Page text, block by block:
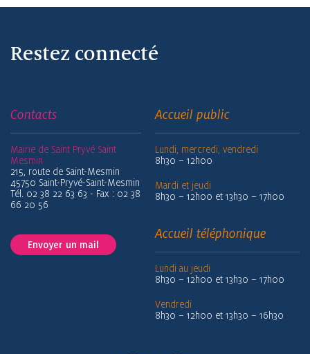
Restez connecté
Contacts
Mairie de Saint Pryvé Saint
Mesmin
215, route de Saint-Mesmin
45750 Saint-Pryvé-Saint-Mesmin
Tél. 02 38 22 63 63 - Fax : 02 38
66 20 56
Envoyer un mail
Accueil public
Lundi, mercredi, vendredi
8h30 – 12h00
Mardi et jeudi
8h30 – 12h00 et 13h30 – 17h00
Accueil téléphonique
Lundi au jeudi
8h30 – 12h00 et 13h30 – 17h00
Vendredi
8h30 – 12h00 et 13h30 – 16h30